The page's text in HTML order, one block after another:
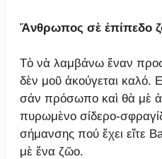
Ἄνθρωπος σὲ ἐπίπεδο
Τὸ νὰ λαμβάνω ἕναν
δὲν μοῦ ἀκούγεται καλό.
σάν πρόσωπο καὶ θὰ μὲ
πυρωμὲνο σίδερο-
σήμανσης πού ἔχει εἴτε
μὲ ἕνα ζῶο.